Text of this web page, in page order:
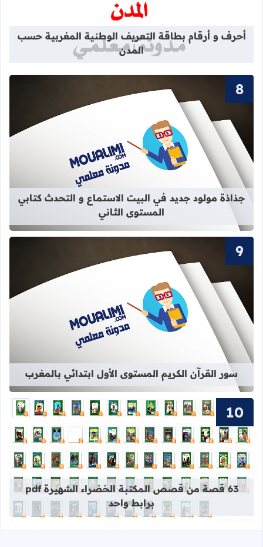
قراءة المزيد عن أحرف و أرقام
أحرف و أرقام بطاقة التعريف الوطنية المغربية حسب
المدن
قراءة المزيد عن جذاذة مولود جديد
جذاذة مولود جديد في البيت الاستماع و التحدث كتابي
المستوى الثاني
قراءة المزيد عن سور القرآن الكريم
سور القرآن الكريم المستوى الأول ابتدائي بالمغرب
قراءة المزيد عن 63 قصة من قصص المكتبة الخضراء الشهيرة pdf برابط واحد
63 قصة من قصص المكتبة الخضراء الشهيرة pdf
برابط واحد